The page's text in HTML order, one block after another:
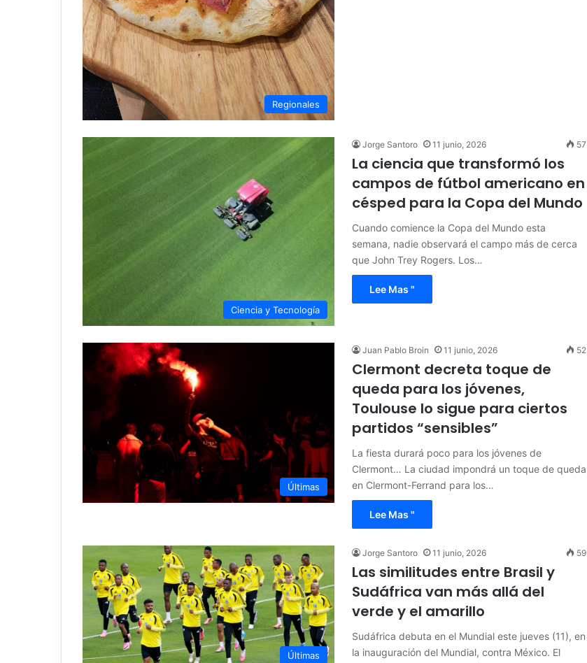
Regionales
Ciencia y Tecnología
Jorge Santoro 11 junio, 2026 57
La ciencia que transformó los
campos de fútbol americano en
césped para la Copa del Mundo
Cuando comience la Copa del Mundo esta
semana, nadie observará el campo más de cerca
que John Trey Rogers. Los…
Lee Mas "
Últimas
Juan Pablo Broin 11 junio, 2026 52
Clermont decreta toque de
queda para los jóvenes,
Toulouse lo sigue para ciertos
partidos “sensibles”
La fiesta durará poco para los jóvenes de
Clermont… La ciudad impondrá un toque de queda
en Clermont-Ferrand para los…
Lee Mas "
Últimas
Jorge Santoro 11 junio, 2026 59
Las similitudes entre Brasil y
Sudáfrica van más allá del
verde y el amarillo
Sudáfrica debuta en el Mundial este jueves (11), en
la inauguración del Mundial, contra México. El